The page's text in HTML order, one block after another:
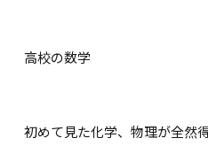
高校の数学
初めて見た化学、物理が全然